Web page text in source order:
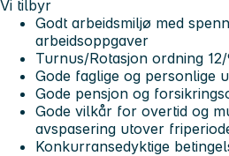
Vi tilbyr
Godt arbeidsmiljø med
arbeidsoppgaver
Turnus/Rotasjon ordning 12/
Gode faglige og personlige
Gode pensjon og
Gode vilkår for overtid og
avspasering utover
Konkurransedyktige